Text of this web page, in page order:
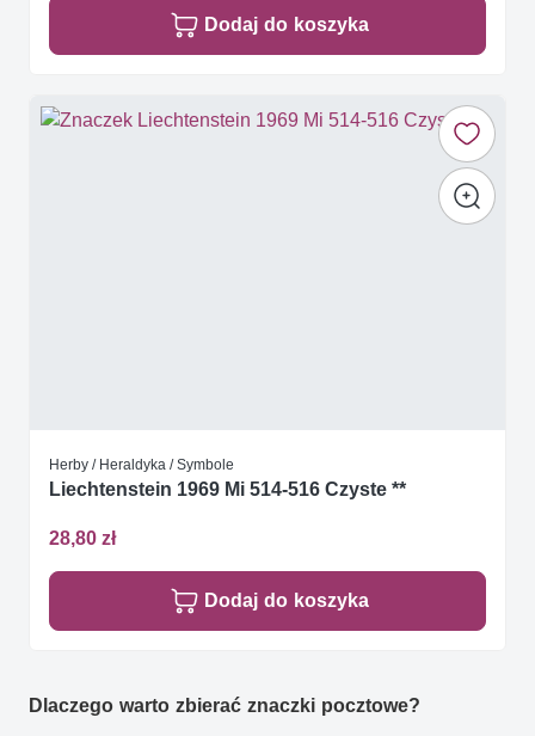
Dodaj do koszyka
Herby / Heraldyka / Symbole
Liechtenstein 1969 Mi 514-516 Czyste **
28,80 zł
Dodaj do koszyka
Dlaczego warto zbierać znaczki pocztowe?